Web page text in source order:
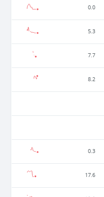
0.0
5.3
7.7
8.2
0.3
17.6